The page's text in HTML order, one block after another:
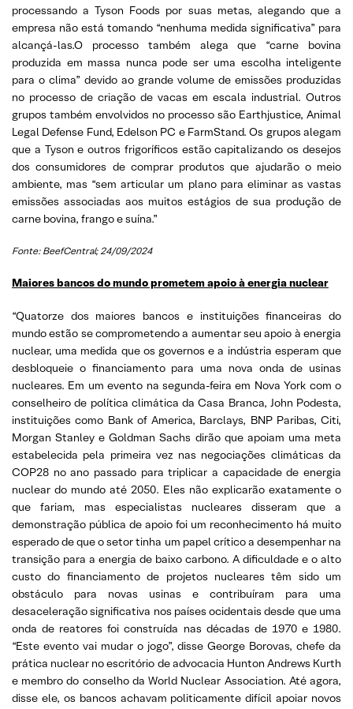
processando a Tyson Foods por suas metas, alegando que a
empresa não está tomando “nenhuma medida significativa” para
alcançá-las.O processo também alega que “carne bovina
produzida em massa nunca pode ser uma escolha inteligente
para o clima” devido ao grande volume de emissões produzidas
no processo de criação de vacas em escala industrial. Outros
grupos também envolvidos no processo são Earthjustice, Animal
Legal Defense Fund, Edelson PC e FarmStand. Os grupos alegam
que a Tyson e outros frigoríficos estão capitalizando os desejos
dos consumidores de comprar produtos que ajudarão o meio
ambiente, mas “sem articular um plano para eliminar as vastas
emissões associadas aos muitos estágios de sua produção de
carne bovina, frango e suína.”
Fonte: BeefCentral; 24/09/2024
Maiores bancos do mundo prometem apoio à energia nuclear
“Quatorze dos maiores bancos e instituições financeiras do
mundo estão se comprometendo a aumentar seu apoio à energia
nuclear, uma medida que os governos e a indústria esperam que
desbloqueie o financiamento para uma nova onda de usinas
nucleares. Em um evento na segunda-feira em Nova York com o
conselheiro de política climática da Casa Branca, John Podesta,
instituições como Bank of America, Barclays, BNP Paribas, Citi,
Morgan Stanley e Goldman Sachs dirão que apoiam uma meta
estabelecida pela primeira vez nas negociações climáticas da
COP28 no ano passado para triplicar a capacidade de energia
nuclear do mundo até 2050. Eles não explicarão exatamente o
que fariam, mas especialistas nucleares disseram que a
demonstração pública de apoio foi um reconhecimento há muito
esperado de que o setor tinha um papel crítico a desempenhar na
transição para a energia de baixo carbono. A dificuldade e o alto
custo do financiamento de projetos nucleares têm sido um
obstáculo para novas usinas e contribuíram para uma
desaceleração significativa nos países ocidentais desde que uma
onda de reatores foi construída nas décadas de 1970 e 1980.
“Este evento vai mudar o jogo”, disse George Borovas, chefe da
prática nuclear no escritório de advocacia Hunton Andrews Kurth
e membro do conselho da World Nuclear Association. Até agora,
disse ele, os bancos achavam politicamente difícil apoiar novos